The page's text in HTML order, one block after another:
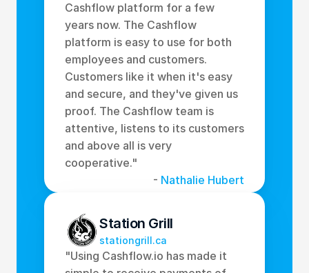
Cashflow platform for a few
years now. The Cashflow
platform is easy to use for both
employees and customers.
Customers like it when it's easy
and secure, and they've given us
proof. The Cashflow team is
attentive, listens to its customers
and above all is very
cooperative."
- Nathalie Hubert
Station Grill
stationgrill.ca
"Using Cashflow.io has made it